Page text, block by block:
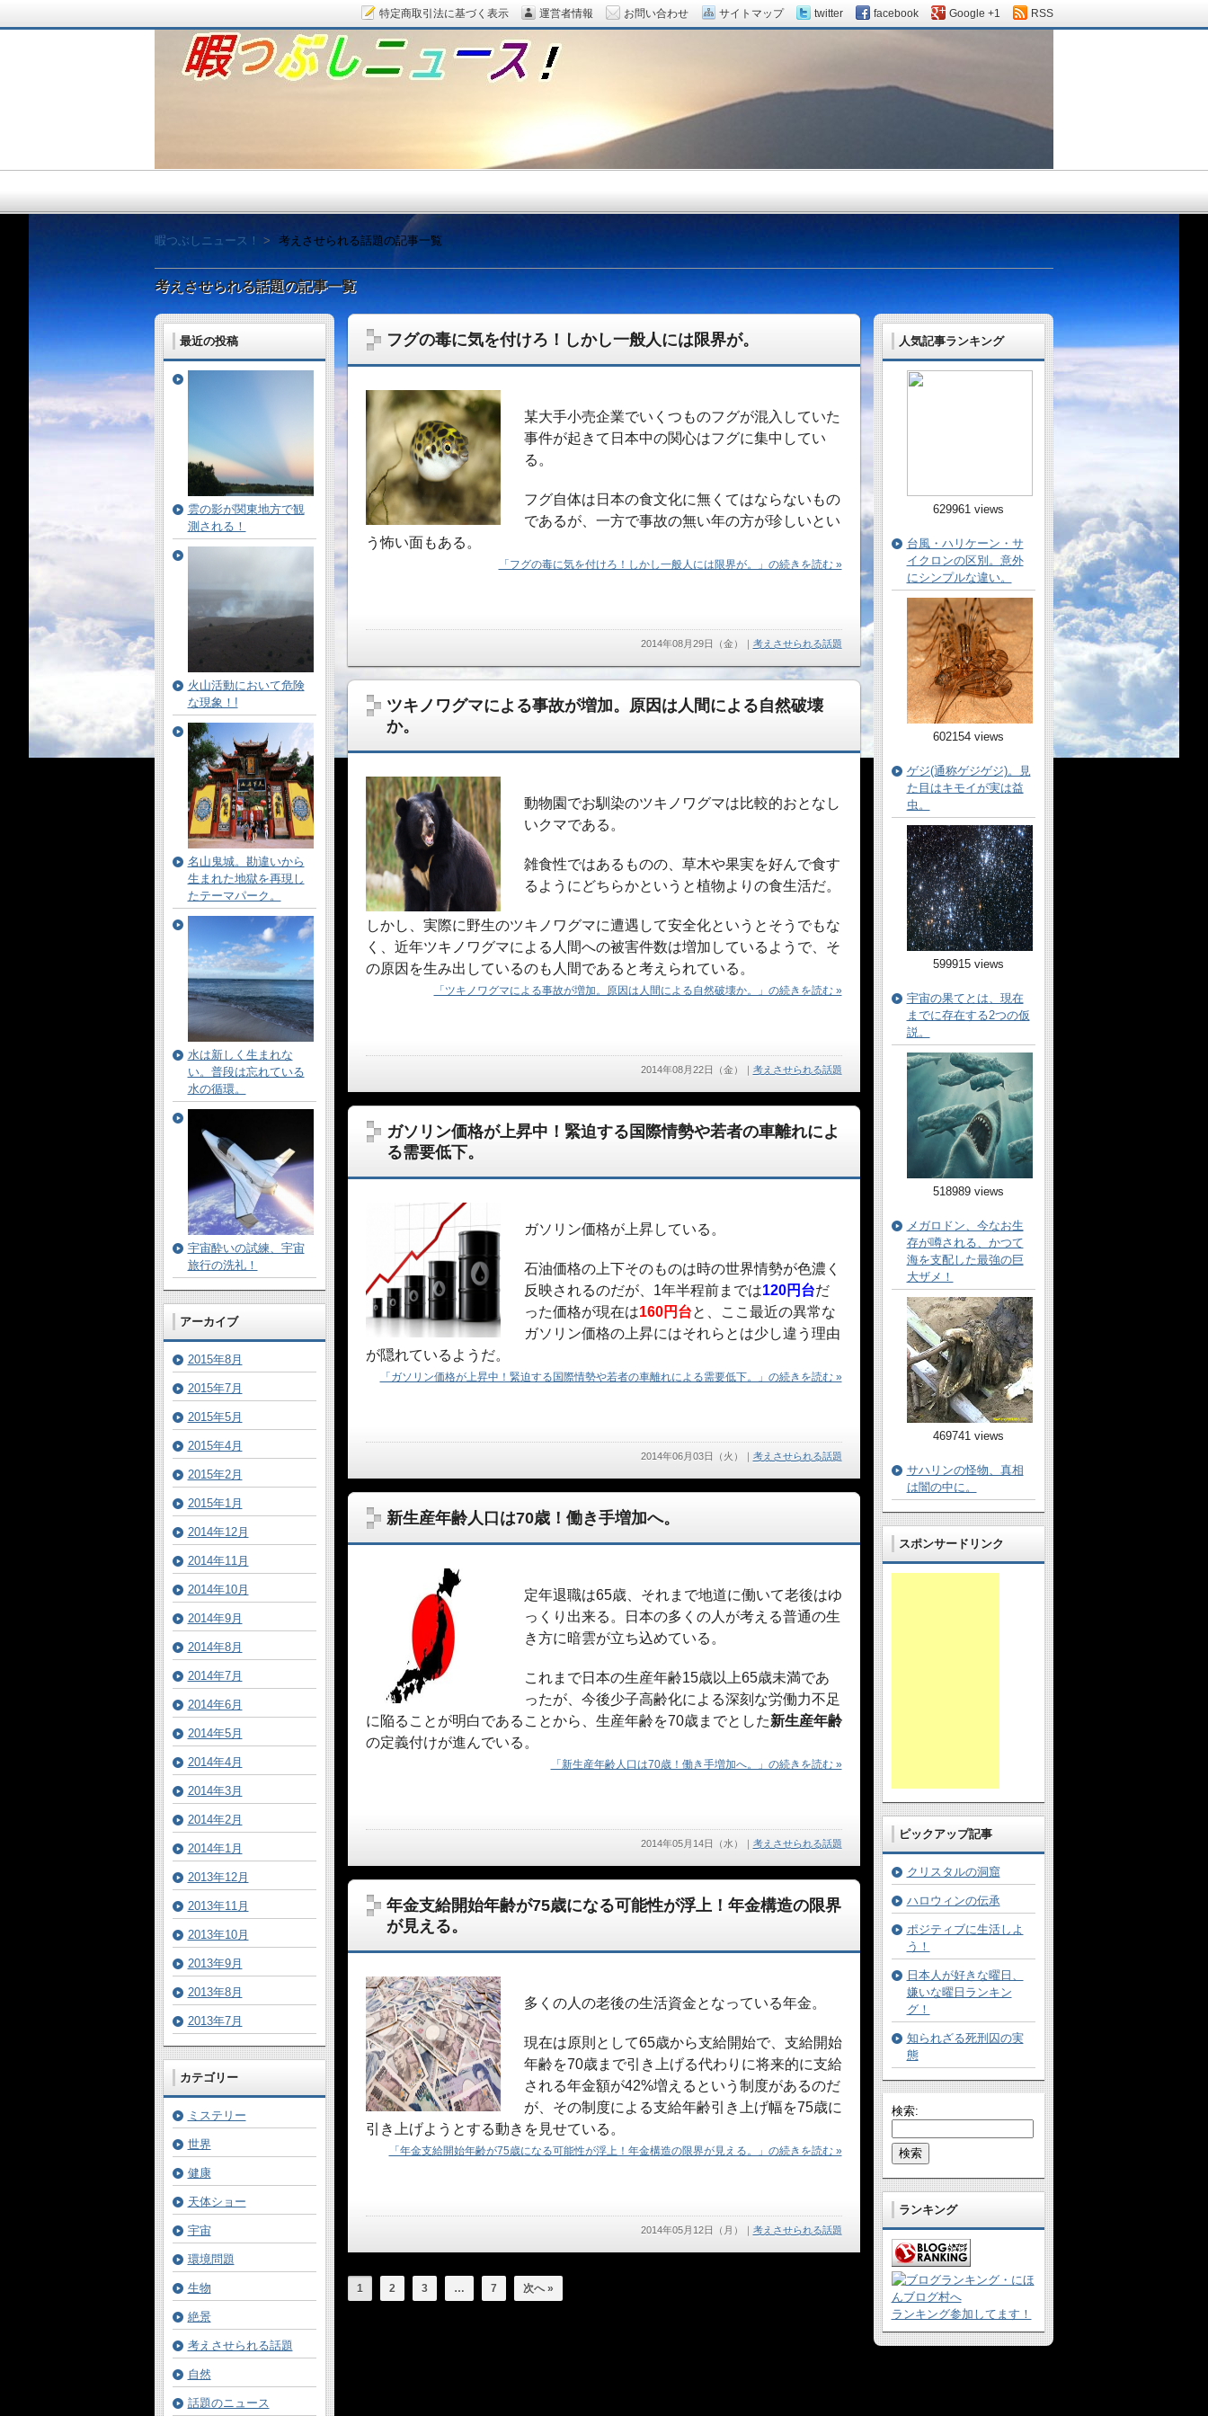
考えさせられる話題の記事一覧
フグの毒に気を付けろ！しかし一般人には限界が。
某大手小売企業でいくつものフグが混入していた
事件が起きて日本中の関心はフグに集中してい
る。
フグ自体は日本の食文化に無くてはならないもの
であるが、一方で事故の無い年の方が珍しいとい
う怖い面もある。
「フグの毒に気を付けろ！しかし一般人には限界が。」の続きを読む »
2014年08月29日（金） ｜ 考えさせられる話題
ツキノワグマによる事故が増加。原因は人間による自然破壊
か。
動物園でお馴染のツキノワグマは比較的おとなし
いクマである。
雑食性ではあるものの、草木や果実を好んで食す
るようにどちらかというと植物よりの食生活だ。
しかし、実際に野生のツキノワグマに遭遇して安全化というとそうでもな
く、近年ツキノワグマによる人間への被害件数は増加しているようで、そ
の原因を生み出しているのも人間であると考えられている。
「ツキノワグマによる事故が増加。原因は人間による自然破壊か。」の続きを読む »
2014年08月22日（金） ｜ 考えさせられる話題
ガソリン価格が上昇中！緊迫する国際情勢や若者の車離れによ
る需要低下。
ガソリン価格が上昇している。
石油価格の上下そのものは時の世界情勢が色濃く
反映されるのだが、1年半程前までは120円台だ
った価格が現在は160円台と、ここ最近の異常な
ガソリン価格の上昇にはそれらとは少し違う理由
が隠れているようだ。
「ガソリン価格が上昇中！緊迫する国際情勢や若者の車離れによる需要低下。」の続きを読む »
2014年06月03日（火） ｜ 考えさせられる話題
新生産年齢人口は70歳！働き手増加へ。
定年退職は65歳、それまで地道に働いて老後はゆ
っくり出来る。日本の多くの人が考える普通の生
き方に暗雲が立ち込めている。
これまで日本の生産年齢15歳以上65歳未満であ
ったが、今後少子高齢化による深刻な労働力不足
に陥ることが明白であることから、生産年齢を70歳までとした新生産年齢
の定義付けが進んでいる。
「新生産年齢人口は70歳！働き手増加へ。」の続きを読む »
2014年05月14日（水） ｜ 考えさせられる話題
年金支給開始年齢が75歳になる可能性が浮上！年金構造の限界
が見える。
多くの人の老後の生活資金となっている年金。
現在は原則として65歳から支給開始で、支給開始
年齢を70歳まで引き上げる代わりに将来的に支給
される年金額が42%増えるという制度があるのだ
が、その制度による支給年齢引き上げ幅を75歳に
引き上げようとする動きを見せている。
「年金支給開始年齢が75歳になる可能性が浮上！年金構造の限界が見える。」の続きを読む »
2014年05月12日（月） ｜ 考えさせられる話題
1 2 3 … 7 次へ »
最近の投稿
雲の影が関東地方で観
測される！
火山活動において危険
な現象！!
名山鬼城。勘違いから
生まれた地獄を再現し
たテーマパーク。
水は新しく生まれな
い。普段は忘れている
水の循環。
宇宙酔いの試練、宇宙
旅行の洗礼！
アーカイブ
2015年8月
2015年7月
2015年5月
2015年4月
2015年2月
2015年1月
2014年12月
2014年11月
2014年10月
2014年9月
2014年8月
2014年7月
2014年6月
2014年5月
2014年4月
2014年3月
2014年2月
2014年1月
2013年12月
2013年11月
2013年10月
2013年9月
2013年8月
2013年7月
カテゴリー
ミステリー
世界
健康
天体ショー
宇宙
環境問題
生物
絶景
考えさせられる話題
自然
話題のニュース
人気記事ランキング
629961 views
台風・ハリケーン・サ
イクロンの区別。意外
にシンプルな違い。
602154 views
ゲジ(通称ゲジゲジ)。見
た目はキモイが実は益
虫。
599915 views
宇宙の果てとは、現在
までに存在する2つの仮
説。
518989 views
メガロドン、今なお生
存が噂される、かつて
海を支配した最強の巨
大ザメ！
469741 views
サハリンの怪物、真相
は闇の中に。
スポンサードリンク
ピックアップ記事
クリスタルの洞窟
ハロウィンの伝承
ポジティブに生活しよ
う！
日本人が好きな曜日、
嫌いな曜日ランキン
グ！
知られざる死刑囚の実
態
検索:
ランキング
ランキング参加してます！
暇つぶしニュース！ 考えさせられる話題の記事一覧
暇つぶしニュース！
毎日面白い話題をピックアップ！
特定商取引法に基づく表示 運営者情報 お問い合わせ サイトマップ twitter facebook Google +1 RSS